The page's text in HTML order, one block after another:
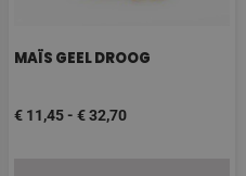
MAÏS GEEL DROOG
€ 11,45- €32,70